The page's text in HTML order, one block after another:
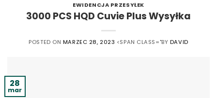
EWIDENCJA PRZESYŁEK
3000 PCS HQD Cuvie Plus Wysyłka
POSTED ON MARZEC 28, 2023 <SPAN CLASS="BY DAVID
28
mar